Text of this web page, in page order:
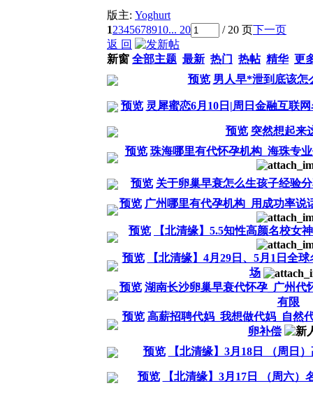
版主: Yoghurt
12345678910... 20 / 20 页下一页
返 回
新窗 全部主题 最新 热门 热帖 精华 更
预览 男人早*泄到底该怎
预览 灵犀蜜恋6月10日|周日金融互联
预览 突然想起来
预览 珠海哪里有代怀孕机构_海珠专
预览 关于卵巢早衰怎么生孩子经验
预览 广州哪里有代孕机构_用成功率说
预览 【北清缘】5.5知性高颜名校女
预览
【北清缘】4月29日、5月1日全
场
预览 湖南长沙卵巢早衰代怀孕_广州代
有限
预览 高薪招聘代妈_我想做代妈_自然
卵补偿
预览
【北清缘】3月18日 （周日
预览 【北清缘】3月17日 （周六